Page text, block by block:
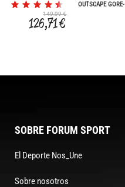
149,99 €
126,71 €
OUTSCAPE GORE-
SOBRE FORUM SPORT
El Deporte Nos_Une
Sobre nosotros